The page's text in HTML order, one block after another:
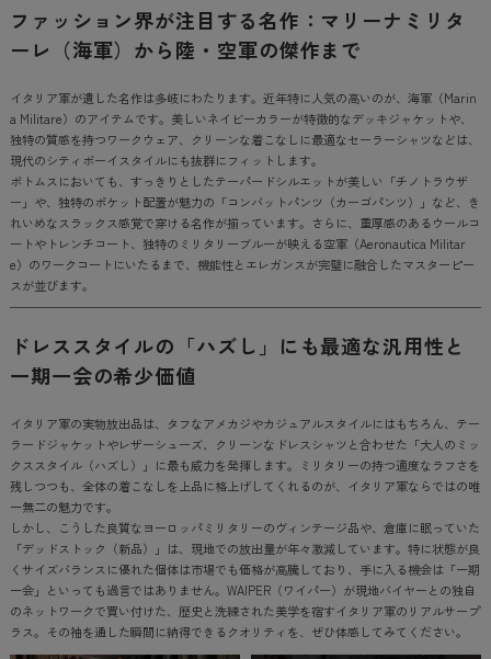
ファッション界が注目する名作：マリーナミリタ
ーレ（海軍）から陸・空軍の傑作まで
イタリア軍が遺した名作は多岐にわたります。近年特に人気の高いのが、海軍（Marin
a Militare）のアイテムです。美しいネイビーカラーが特徴的なデッキジャケットや、
独特の質感を持つワークウェア、クリーンな着こなしに最適なセーラーシャツなどは、
現代のシティボーイスタイルにも抜群にフィットします。
ボトムスにおいても、すっきりとしたテーパードシルエットが美しい「チノトラウザ
ー」や、独特のポケット配置が魅力の「コンバットパンツ（カーゴパンツ）」など、き
れいめなスラックス感覚で穿ける名作が揃っています。さらに、重厚感のあるウールコ
ートやトレンチコート、独特のミリタリーブルーが映える空軍（Aeronautica Militar
e）のワークコートにいたるまで、機能性とエレガンスが完璧に融合したマスターピー
スが並びます。
ドレススタイルの「ハズし」にも最適な汎用性と
一期一会の希少価値
イタリア軍の実物放出品は、タフなアメカジやカジュアルスタイルにはもちろん、テー
ラードジャケットやレザーシューズ、クリーンなドレスシャツと合わせた「大人のミッ
クススタイル（ハズし）」に最も威力を発揮します。ミリタリーの持つ適度なラフさを
残しつつも、全体の着こなしを上品に格上げしてくれるのが、イタリア軍ならではの唯
一無二の魅力です。
しかし、こうした良質なヨーロッパミリタリーのヴィンテージ品や、倉庫に眠っていた
「デッドストック（新品）」は、現地での放出量が年々激減しています。特に状態が良
くサイズバランスに優れた個体は市場でも価格が高騰しており、手に入る機会は「一期
一会」といっても過言ではありません。WAIPER（ワイパー）が現地バイヤーとの独自
のネットワークで買い付けた、歴史と洗練された美学を宿すイタリア軍のリアルサープ
ラス。その袖を通した瞬間に納得できるクオリティを、ぜひ体感してみてください。